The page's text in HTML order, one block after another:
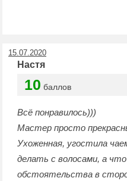
15.07.2020
Настя
10 баллов
Всё понравилось)))
Мастер просто
Ухоженная, угостила
делать с волосами, а
обстоятельства в